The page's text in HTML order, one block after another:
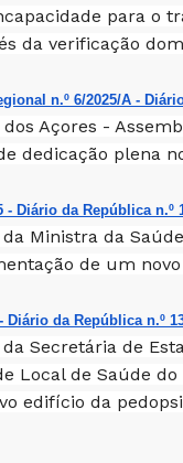
para o
da verificação
n.º 6/2025/A -
Açores -
dedicação plena
- Diário da República n.º
Ministra da Saúde
de um
Diário da República n.º
Secretária de
Local de Saúde
edifício da